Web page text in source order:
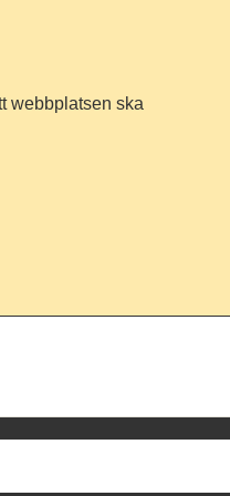
webbplatsen ska